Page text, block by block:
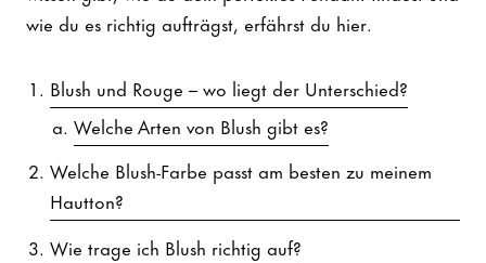
wie du es richtig aufträgst, erfährst du hier.
Blush und Rouge – wo liegt der Unterschied?
Welche Arten von Blush gibt es?
Welche Blush-Farbe passt am besten zu meinem
Hautton?
Wie trage ich Blush richtig auf?